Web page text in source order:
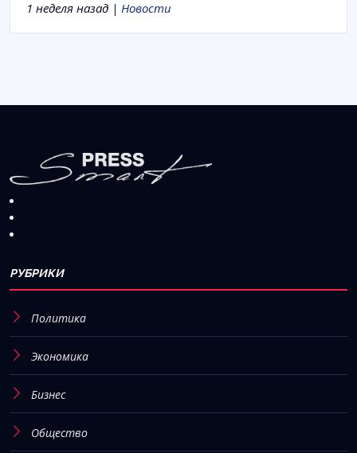
1 неделя назад | Новости
РУБРИКИ
Политика
Экономика
Бизнес
Общество